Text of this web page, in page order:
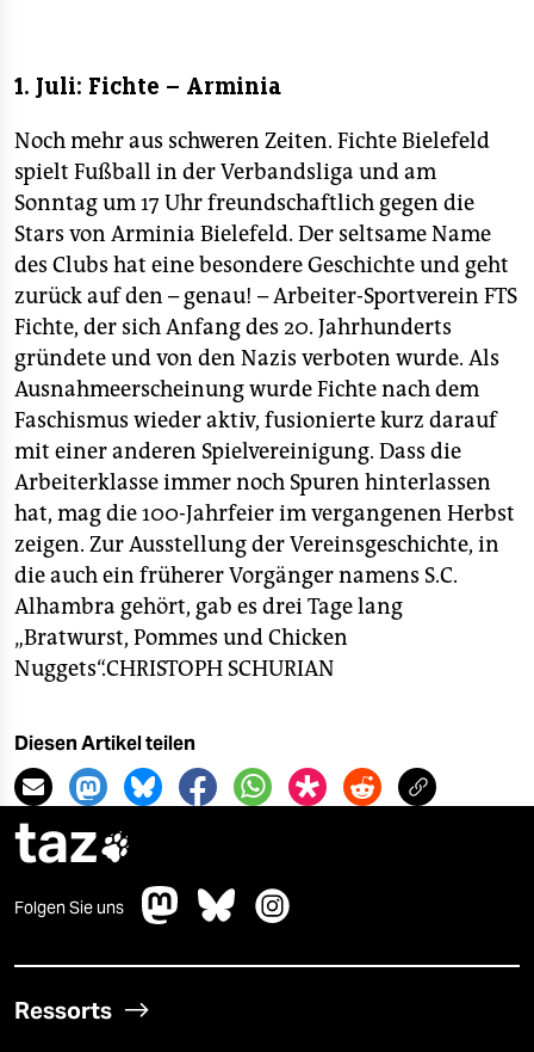
1. Juli: Fichte – Arminia
Noch mehr aus schweren Zeiten. Fichte Bielefeld
spielt Fußball in der Verbandsliga und am
Sonntag um 17 Uhr freundschaftlich gegen die
Stars von Arminia Bielefeld. Der seltsame Name
des Clubs hat eine besondere Geschichte und geht
zurück auf den – genau! – Arbeiter-Sportverein FTS
Fichte, der sich Anfang des 20. Jahrhunderts
gründete und von den Nazis verboten wurde. Als
Ausnahmeerscheinung wurde Fichte nach dem
Faschismus wieder aktiv, fusionierte kurz darauf
mit einer anderen Spielvereinigung. Dass die
Arbeiterklasse immer noch Spuren hinterlassen
hat, mag die 100-Jahrfeier im vergangenen Herbst
zeigen. Zur Ausstellung der Vereinsgeschichte, in
die auch ein früherer Vorgänger namens S.C.
Alhambra gehört, gab es drei Tage lang
„Bratwurst, Pommes und Chicken
Nuggets“.CHRISTOPH SCHURIAN
Diesen Artikel teilen
taz
Folgen Sie uns
Ressorts